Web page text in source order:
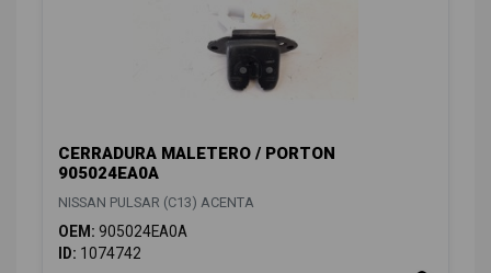
CERRADURA MALETERO / PORTON
905024EA0A
NISSAN PULSAR (C13) ACENTA
OEM: 905024EA0A
ID: 1074742